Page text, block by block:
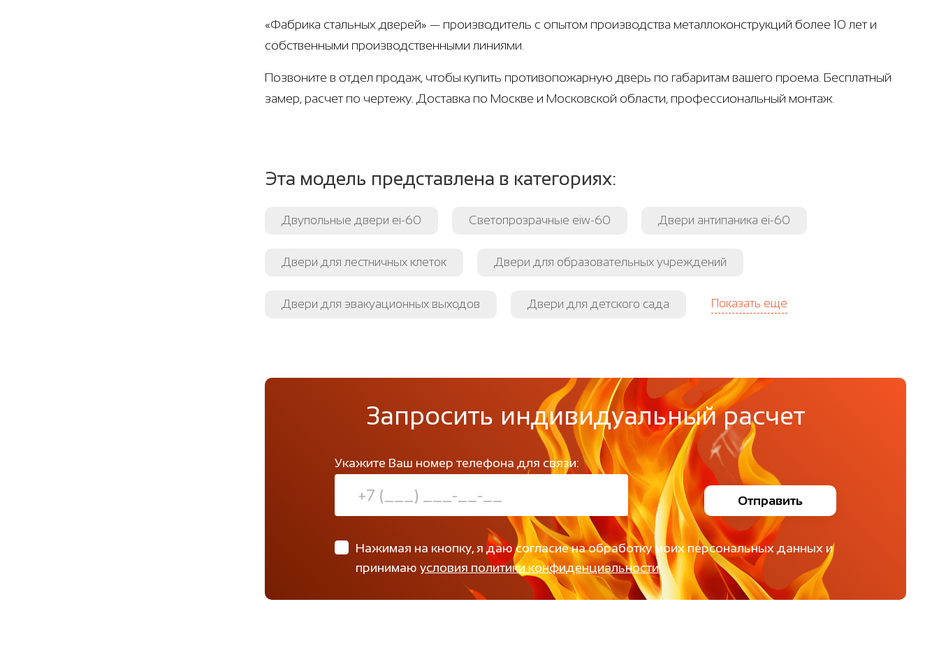
«Фабрика стальных дверей» — производитель с опытом производства металлоконструкций более 10 лет и
собственными производственными линиями.
Позвоните в отдел продаж, чтобы купить противопожарную дверь по габаритам вашего проема. Бесплатный
замер, расчет по чертежу. Доставка по Москве и Московской области, профессиональный монтаж.
Эта модель представлена в категориях:
Двупольные двери ei-60 Светопрозрачные eiw-60 Двери антипаника ei-60
Двери для лестничных клеток Двери для образовательных учреждений
Двери для эвакуационных выходов Двери для детского сада Показать еще
Запросить индивидуальный расчет
Укажите Ваш номер телефона для связи:
Отправить
Нажимая на кнопку, я даю согласие на обработку моих персональных данных и
принимаю условия политики конфиденциальности.